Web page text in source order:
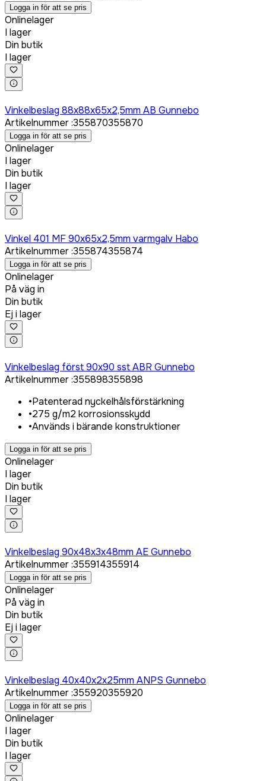
Logga in för att se pris
Onlinelager
I lager
Din butik
I lager
Vinkelbeslag 88x88x65x2,5mm AB Gunnebo
Artikelnummer:355870355870
Logga in för att se pris
Onlinelager
I lager
Din butik
I lager
Vinkel 401 MF 90x65x2,5mm varmgalv Habo
Artikelnummer:355874355874
Logga in för att se pris
Onlinelager
På väg in
Din butik
Ej i lager
Vinkelbeslag först 90x90 sst ABR Gunnebo
Artikelnummer:355898355898
•Patenterad nyckelhålsförstärkning
•275 g/m2 korrosionsskydd
•Används i bärande konstruktioner
Logga in för att se pris
Onlinelager
I lager
Din butik
I lager
Vinkelbeslag 90x48x3x48mm AE Gunnebo
Artikelnummer:355914355914
Logga in för att se pris
Onlinelager
På väg in
Din butik
Ej i lager
Vinkelbeslag 40x40x2x25mm ANPS Gunnebo
Artikelnummer:355920355920
Logga in för att se pris
Onlinelager
I lager
Din butik
I lager